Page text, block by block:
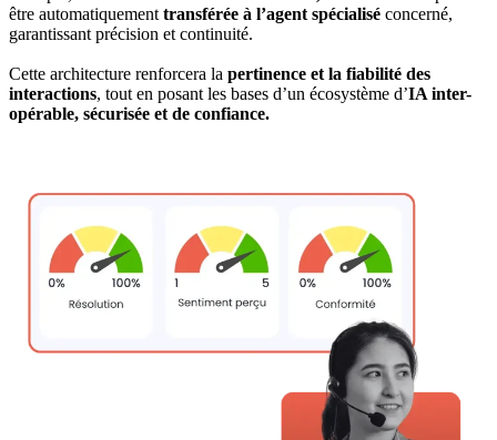
être automatiquement transférée à l’agent spécialisé concerné,
garantissant précision et continuité.
Cette architecture renforcera la pertinence et la fiabilité des
interactions, tout en posant les bases d’un écosystème d’IA inter-
opérable, sécurisée et de confiance.